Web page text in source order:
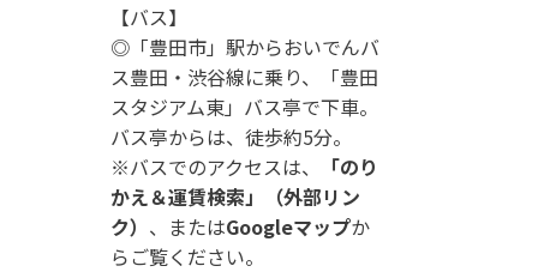
【バス】
◎「豊田市」駅からおいでんバ
ス豊田・渋谷線に乗り、「豊田
スタジアム東」バス亭で下車。
バス亭からは、徒歩約5分。
※バスでのアクセスは、
「のり
かえ＆運賃検索」（外部リン
ク） 、またはGoogleマップか
らご覧ください。